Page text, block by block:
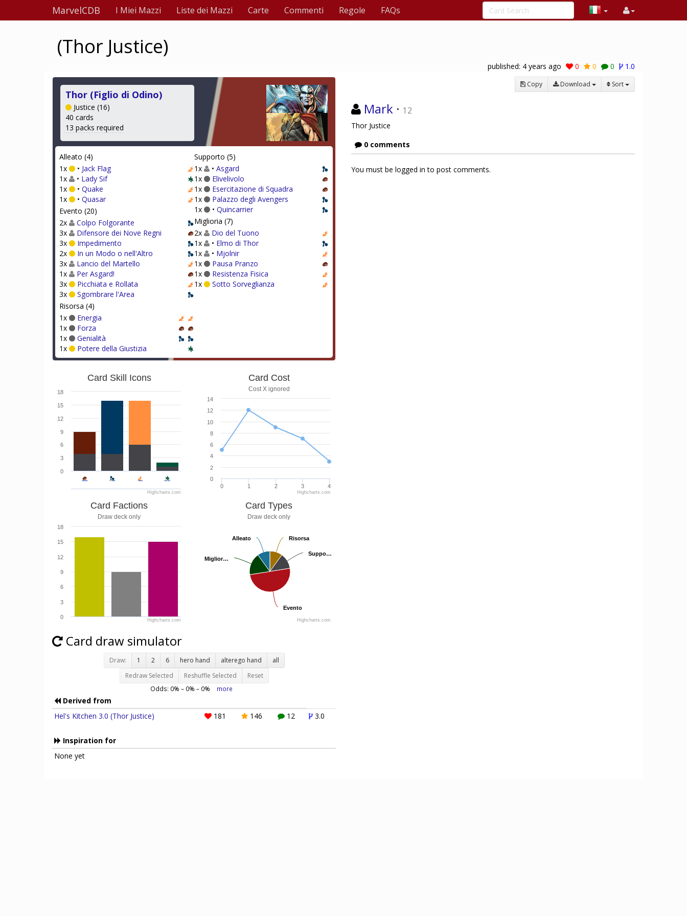
MarvelCDB I Miei Mazzi Liste dei Mazzi Carte Commenti Regole FAQs
(Thor Justice)
published: 4 years ago 0 0 0 1.0
Thor (Figlio di Odino)
Justice (16)
40 cards
13 packs required
Alleato (4)
1x
• Jack Flag
1x
• Lady Sif
1x
• Quake
1x
• Quasar
Evento (20)
2x
Colpo Folgorante
3x
Difensore dei Nove Regni
3x
Impedimento
2x
In un Modo o nell'Altro
3x
Lancio del Martello
1x
Per Asgard!
3x
Picchiata e Rollata
3x
Sgombrare l'Area
Risorsa (4)
1x
Energia
1x
Forza
1x
Genialità
1x
Potere della Giustizia
Supporto (5)
1x
• Asgard
1x
Elivelivolo
1x
Esercitazione di Squadra
1x
Palazzo degli Avengers
1x
• Quincarrier
Miglioria (7)
2x
Dio del Tuono
1x
• Elmo di Thor
1x
• Mjolnir
1x
Pausa Pranzo
1x
Resistenza Fisica
1x
Sotto Sorveglianza
Card Skill Icons
0
3
6
9
12
15
18
Highcharts.com
Card Cost
Cost X ignored
0 1 2 3 4
0
2
4
6
8
10
12
14
Highcharts.com
Card Factions
Draw deck only
0
3
6
9
12
15
18
Highcharts.com
Card Types
Draw deck only
Risorsa
Risorsa
Suppo…
Suppo…
Evento
Evento
Miglior…
Miglior…
Alleato
Alleato
Highcharts.com
Card draw simulator
Draw: 1 2 6 hero hand alterego hand
all
Redraw Selected
Reshuffle Selected Reset
Odds: 0% – 0% – 0% more
Derived from
Hel's Kitchen 3.0 (Thor Justice)
181 146 12 3.0
Inspiration for
None yet
Copy Download Sort
Mark · 12
Thor Justice
0 comments
You must be logged in to post comments.